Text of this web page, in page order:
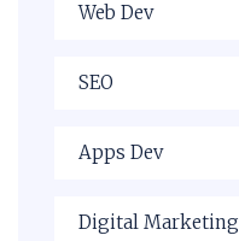
Web Dev
SEO
Apps Dev
Digital Marketing